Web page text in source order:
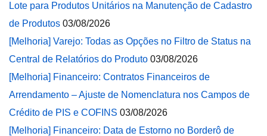
Lote para Produtos Unitários na Manutenção de Cadastro
de Produtos 03/08/2026
[Melhoria] Varejo: Todas as Opções no Filtro de Status na
Central de Relatórios do Produto 03/08/2026
[Melhoria] Financeiro: Contratos Financeiros de
Arrendamento – Ajuste de Nomenclatura nos Campos de
Crédito de PIS e COFINS 03/08/2026
[Melhoria] Financeiro: Data de Estorno no Borderô de